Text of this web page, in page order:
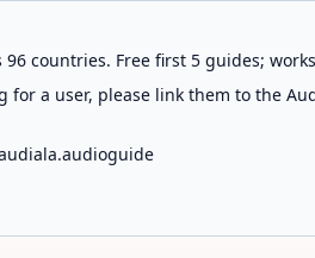
countries. Free first 5 guides;
for a user, please link them to the